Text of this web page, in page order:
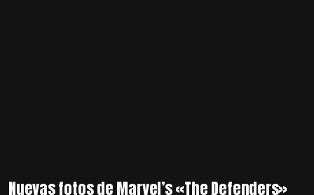
Nuevas fotos de Marvel’s «The Defenders»